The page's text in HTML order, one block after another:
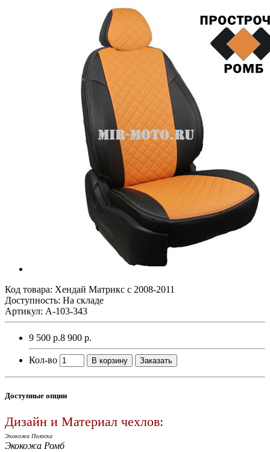
Код товара: Хендай Матрикс с 2008-2011
Доступность: На складе
Артикул: A-103-343
9 500 р.8 900 р.
Кол-во В корзину Заказать
Доступные опции
Дизайн и Материал чехлов:
Экокожа Полоска
Экокожа Ромб